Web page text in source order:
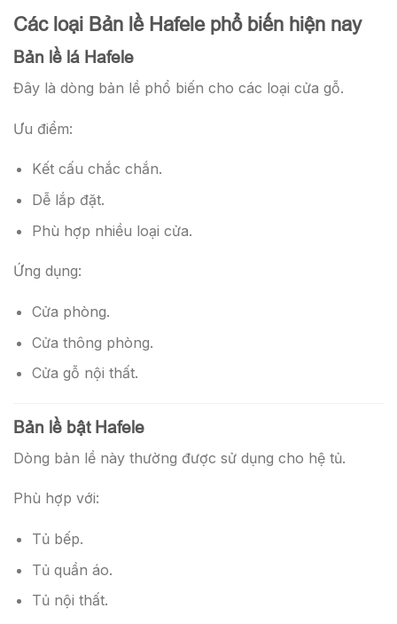
Các loại Bản lề Hafele phổ biến hiện nay
Bản lề lá Hafele
Đây là dòng bản lề phổ biến cho các loại cửa gỗ.
Ưu điểm:
Kết cấu chắc chắn.
Dễ lắp đặt.
Phù hợp nhiều loại cửa.
Ứng dụng:
Cửa phòng.
Cửa thông phòng.
Cửa gỗ nội thất.
Bản lề bật Hafele
Dòng bản lề này thường được sử dụng cho hệ tủ.
Phù hợp với:
Tủ bếp.
Tủ quần áo.
Tủ nội thất.